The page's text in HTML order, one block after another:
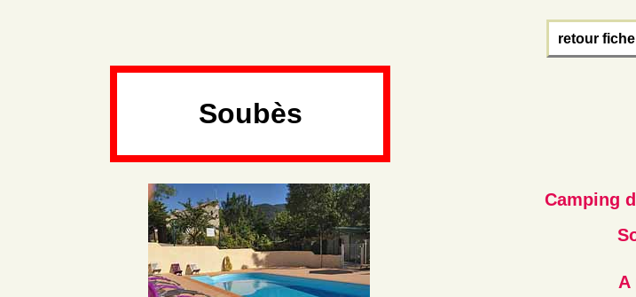
retour fiche
Soubès
Camping
A